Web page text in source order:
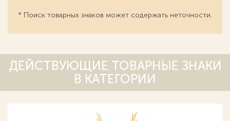
* Поиск товарных знаков может содержать неточности.
ДЕЙСТВУЮЩИЕ ТОВАРНЫЕ ЗНАКИ
В КАТЕГОРИИ